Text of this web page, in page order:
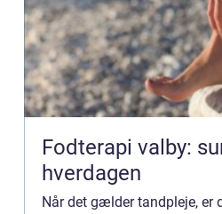
Fodterapi valby:
hverdagen
Når det gælder tandpleje, er